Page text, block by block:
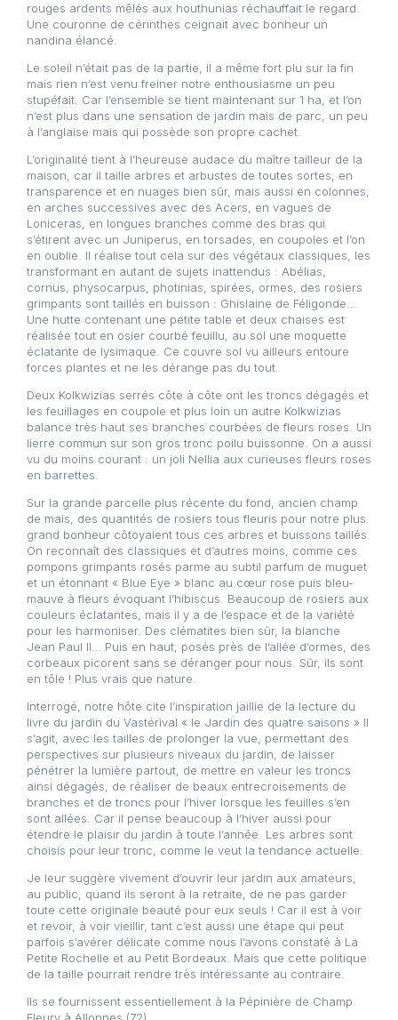
rouges ardents mêlés aux houthunias réchauffait le regard.
Une couronne de cérinthes ceignait avec bonheur un
nandina élancé.
Le soleil n’était pas de la partie, il a même fort plu sur la fin
mais rien n’est venu freiner notre enthousiasme un peu
stupéfait. Car l’ensemble se tient maintenant sur 1 ha, et l’on
n’est plus dans une sensation de jardin mais de parc, un peu
à l’anglaise mais qui possède son propre cachet.
L’originalité tient à l’heureuse audace du maître tailleur de la
maison, car il taille arbres et arbustes de toutes sortes, en
transparence et en nuages bien sûr, mais aussi en colonnes,
en arches successives avec des Acers, en vagues de
Loniceras, en longues branches comme des bras qui
s’étirent avec un Juniperus, en torsades, en coupoles et l’on
en oublie. Il réalise tout cela sur des végétaux classiques, les
transformant en autant de sujets inattendus : Abélias,
cornus, physocarpus, photinias, spirées, ormes, des rosiers
grimpants sont taillés en buisson : Ghislaine de Féligonde…
Une hutte contenant une petite table et deux chaises est
réalisée tout en osier courbé feuillu, au sol une moquette
éclatante de lysimaque. Ce couvre sol vu ailleurs entoure
forces plantes et ne les dérange pas du tout.
Deux Kolkwizias serrés côte à côte ont les troncs dégagés et
les feuillages en coupole et plus loin un autre Kolkwizias
balance très haut ses branches courbées de fleurs roses. Un
lierre commun sur son gros tronc poilu buissonne. On a aussi
vu du moins courant : un joli Nellia aux curieuses fleurs roses
en barrettes.
Sur la grande parcelle plus récente du fond, ancien champ
de maïs, des quantités de rosiers tous fleuris pour notre plus
grand bonheur côtoyaient tous ces arbres et buissons taillés.
On reconnaît des classiques et d’autres moins, comme ces
pompons grimpants rosés parme au subtil parfum de muguet
et un étonnant « Blue Eye » blanc au cœur rose puis bleu-
mauve à fleurs évoquant l’hibiscus. Beaucoup de rosiers aux
couleurs éclatantes, mais il y a de l’espace et de la variété
pour les harmoniser. Des clématites bien sûr, la blanche
Jean Paul II… Puis en haut, posés près de l’allée d’ormes, des
corbeaux picorent sans se déranger pour nous. Sûr, ils sont
en tôle ! Plus vrais que nature.
Interrogé, notre hôte cite l’inspiration jaillie de la lecture du
livre du jardin du Vastérival « le Jardin des quatre saisons » Il
s’agit, avec les tailles de prolonger la vue, permettant des
perspectives sur plusieurs niveaux du jardin, de laisser
pénétrer la lumière partout, de mettre en valeur les troncs
ainsi dégagés, de réaliser de beaux entrecroisements de
branches et de troncs pour l’hiver lorsque les feuilles s’en
sont allées. Car il pense beaucoup à l’hiver aussi pour
étendre le plaisir du jardin à toute l’année. Les arbres sont
choisis pour leur tronc, comme le veut la tendance actuelle.
Je leur suggère vivement d’ouvrir leur jardin aux amateurs,
au public, quand ils seront à la retraite, de ne pas garder
toute cette originale beauté pour eux seuls ! Car il est à voir
et revoir, à voir vieillir, tant c’est aussi une étape qui peut
parfois s’avérer délicate comme nous l’avons constaté à La
Petite Rochelle et au Petit Bordeaux. Mais que cette politique
de la taille pourrait rendre très intéressante au contraire.
Ils se fournissent essentiellement à la Pépinière de Champ